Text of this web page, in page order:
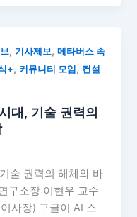
, 기사제보,메타버스 속
+, 커뮤니티 모임 , 컨설
대, 기술 권력의
술 권력의 해체와 바
구소장 이현우 교수
사장) 구글이 AI 스